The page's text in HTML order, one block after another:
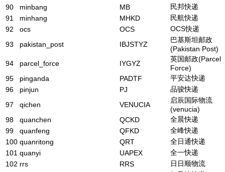
90
minbang MB
民邦快递
91
minhang MHKD
民航快递
92
ocs OCS
OCS快递
93
pakistan_post IBJSTYZ
巴基斯坦邮政
(Pakistan Post)
94
parcel_force IYGYZ
英国邮政(Parcel
Force)
95
pinganda PADTF
平安达快递
96
pinjun PJ
品骏快递
97
qichen VENUCIA
启辰国际物流
(venucia)
98
quanchen QCKD
全晨快递
99
quanfeng QFKD
全峰快递
100 quanritong QRT
全日通快递
101 quanyi UAPEX
全一快递
102 rrs RRS
日日顺物流